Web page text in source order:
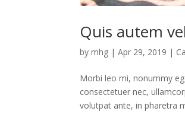
Quis autem
bymhg |Apr 29, 2019 |
Morbi leo mi, nonummy
consectetuer nec,
volutpat ante, in pharetra